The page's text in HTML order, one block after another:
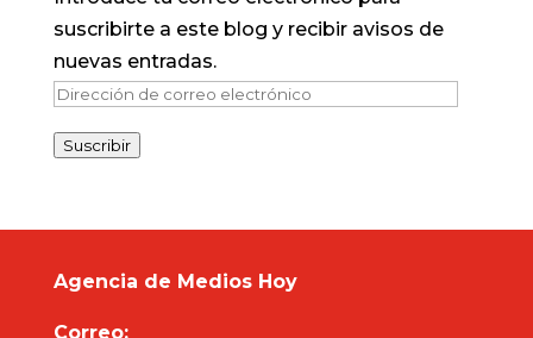
suscribirte a este blog y recibir avisos de
nuevas entradas.
Dirección
correo
Suscribir
Agencia de Medios Hoy
Correo: